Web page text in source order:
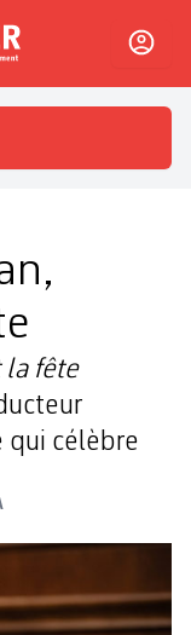
L'essentiel, autrement
la fête
qui célèbre